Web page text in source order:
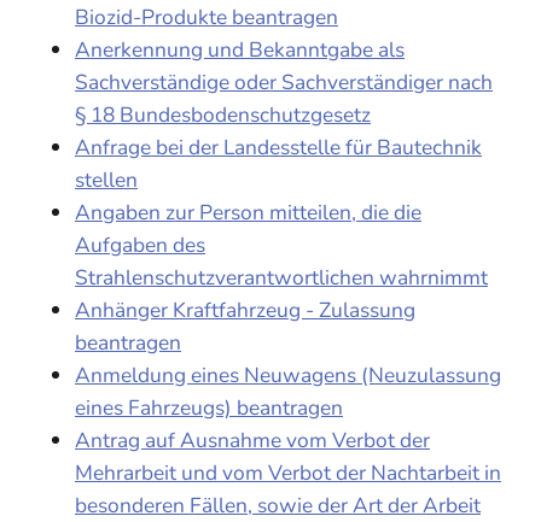
Biozid-Produkte beantragen
Anerkennung und Bekanntgabe als
Sachverständige oder Sachverständiger nach
§ 18 Bundesbodenschutzgesetz
Anfrage bei der Landesstelle für Bautechnik
stellen
Angaben zur Person mitteilen, die die
Aufgaben des
Strahlenschutzverantwortlichen wahrnimmt
Anhänger Kraftfahrzeug - Zulassung
beantragen
Anmeldung eines Neuwagens (Neuzulassung
eines Fahrzeugs) beantragen
Antrag auf Ausnahme vom Verbot der
Mehrarbeit und vom Verbot der Nachtarbeit in
besonderen Fällen, sowie der Art der Arbeit